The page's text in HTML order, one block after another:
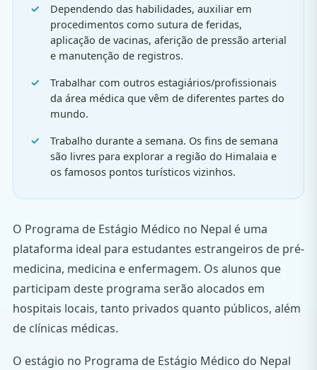
Dependendo das habilidades, auxiliar em
procedimentos como sutura de feridas,
aplicação de vacinas, aferição de pressão arterial
e manutenção de registros.
Trabalhar com outros estagiários/profissionais
da área médica que vêm de diferentes partes do
mundo.
Trabalho durante a semana. Os fins de semana
são livres para explorar a região do Himalaia e
os famosos pontos turísticos vizinhos.
O Programa de Estágio Médico no Nepal é uma
plataforma ideal para estudantes estrangeiros de pré-
medicina, medicina e enfermagem. Os alunos que
participam deste programa serão alocados em
hospitais locais, tanto privados quanto públicos, além
de clínicas médicas.
O estágio no Programa de Estágio Médico do Nepal